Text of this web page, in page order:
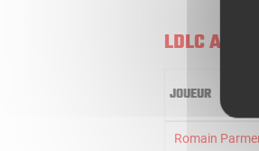
LDLC ASVEL
JOUEUR
Romain